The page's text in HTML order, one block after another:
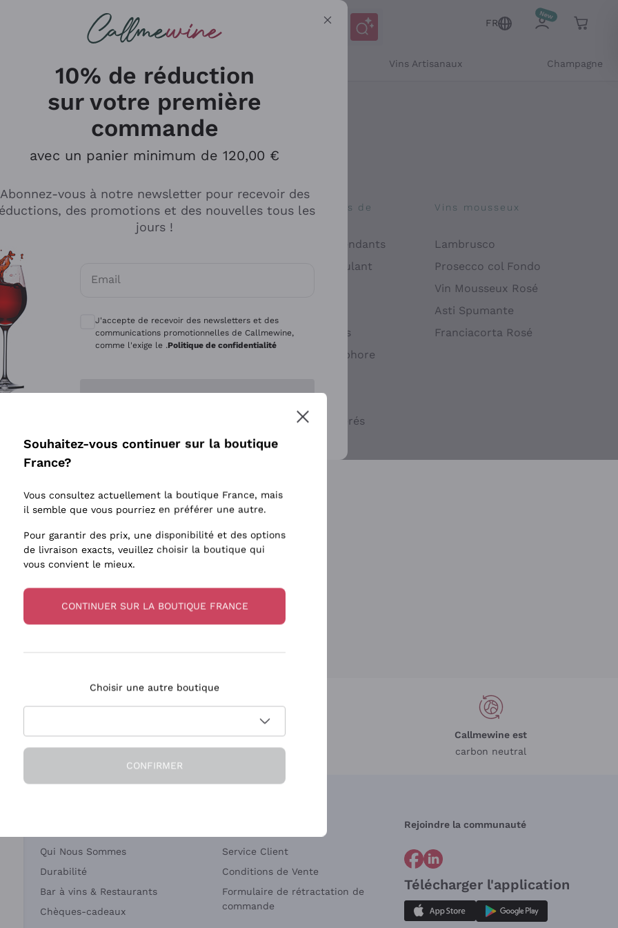
FR
Vins Artisanaux Champagne
Explorer le catalogue
Producteurs
Mascarello Bartolo
Rinaldi Giuseppe
Tenuta San Leonardo
Alessandra Divella
Sedilesu
Ceretto
Les philosophies de
Vignerons Indépendants
Recoltant Manipulant
Levures indigènes
Vins Faits en Amphore
Vins Biologiques
Vins blancs macérés
Vins mousseux
Lambrusco
Prosecco col Fondo
Vin Mousseux Rosé
Asti Spumante
Franciacorta Rosé
en 2-4 jours
en France
Paiement
en 3 fois
Callmewine est
carbon neutral
Qui Nous Sommes
Durabilité
Bar à vins & Restaurants
Chèques-cadeaux
Service Client
Conditions de Vente
Formulaire de rétractation de
commande
Rejoindre la communauté
Télécharger l'application
10% de réduction
sur votre première
commande
avec un panier minimum de 120,00 €
Abonnez-vous à notre newsletter pour recevoir des
des promotions et des nouvelles tous les
jours !
Email
Consentements optionnels pour recevoir des communications et des offres personnalisées
J'accepte de recevoir des newsletters et des
communications promotionnelles de Callmewine,
comme l'exige le .Politique de confidentialité
Enregistre-moi
plus d'informations, veuillez lire notrePolitique de confidentialité
Souhaitez-vous continuer sur la boutique
France?
Vous consultez actuellement la boutique France, mais
il semble que vous pourriez en préférer une autre.
Pour garantir des prix, une disponibilité et des options
de livraison exacts, veuillez choisir la boutique qui
vous convient le mieux.
CONTINUER SUR LA BOUTIQUE FRANCE
Choisir une autre boutique
CONFIRMER